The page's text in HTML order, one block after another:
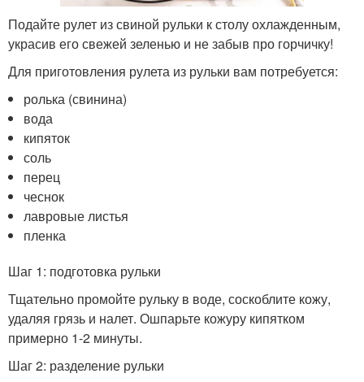
Подайте рулет из свиной рульки к столу охлажденным,
украсив его свежей зеленью и не забыв про горчичку!
Для приготовления рулета из рульки вам потребуется:
ролька (свинина)
вода
кипяток
соль
перец
чеснок
лавровые листья
пленка
Шаг 1: подготовка рульки
Тщательно промойте рульку в воде, соскоблите кожу,
удаляя грязь и налет. Ошпарьте кожуру кипятком
примерно 1-2 минуты.
Шаг 2: разделение рульки